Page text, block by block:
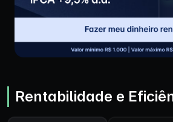
Rentabilidade e